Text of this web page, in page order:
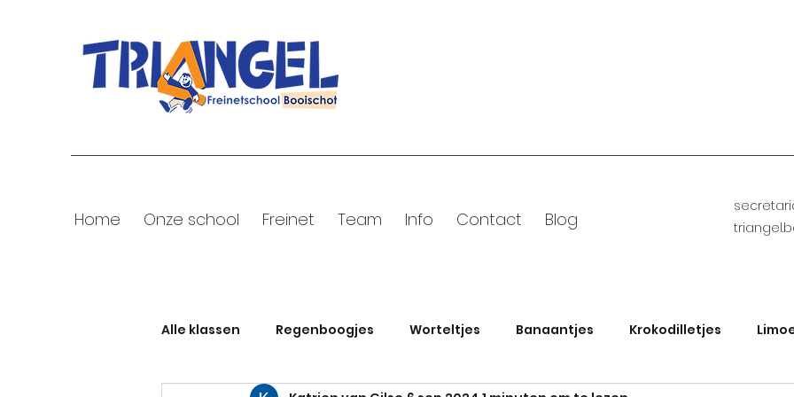
Home Onze school Freinet Team Info Contact Blog
Alle klassen Regenboogjes Worteltjes Banaantjes Krokodilletjes